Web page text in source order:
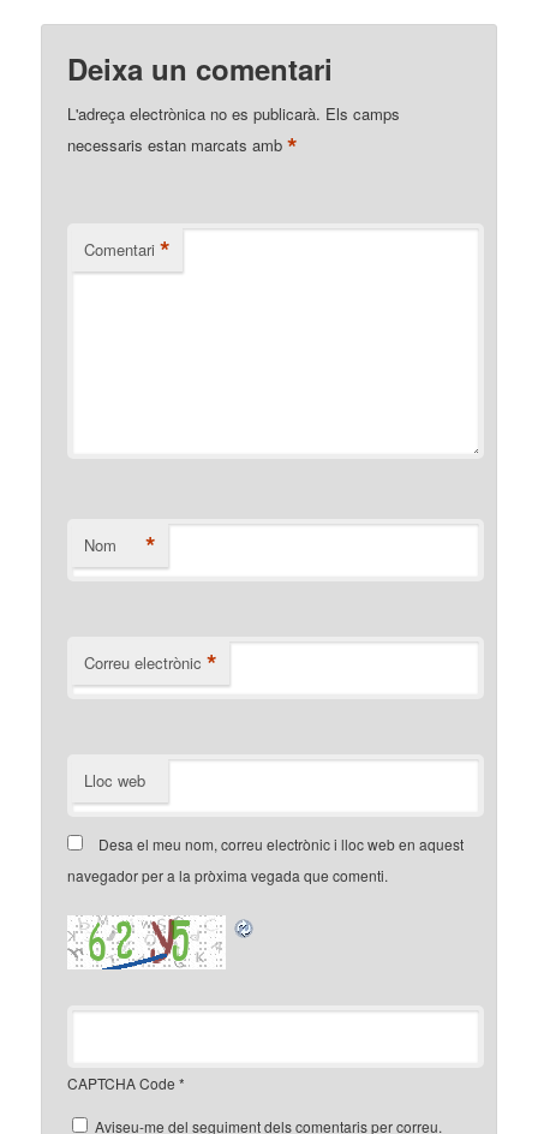
Deixa un comentari
L'adreça electrònica no es publicarà. Els camps
necessaris estan marcats amb*
Comentari *
Nom *
Correu electrònic *
Lloc web
Desa el meu nom, correu electrònic i lloc web en aquest
navegador per a la pròxima vegada que comenti.
CAPTCHA Code *
Aviseu-me del seguiment dels comentaris per correu.